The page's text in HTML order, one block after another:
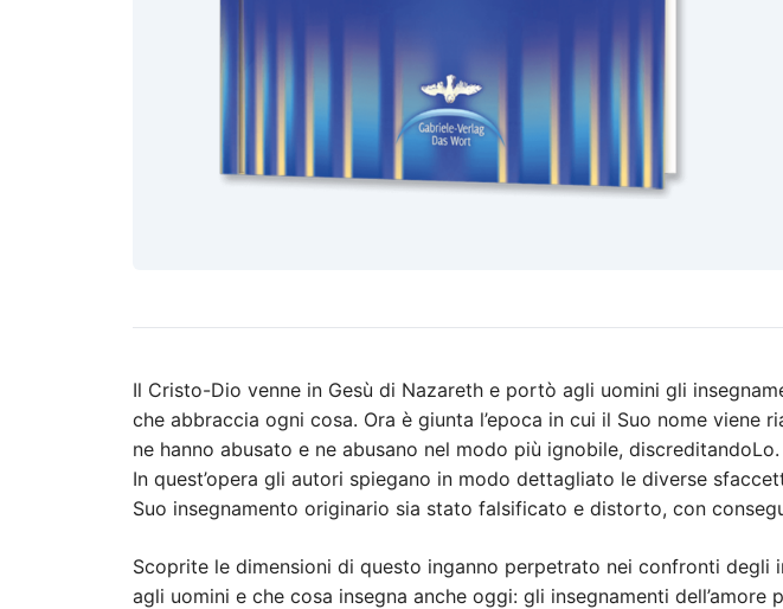
Il Cristo-Dio venne in Gesù di Nazareth e portò agli uomini gli
che abbraccia ogni cosa. Ora è giunta l’epoca in cui il Suo nome
ne hanno abusato e ne abusano nel modo più ignobile, discreditandoLo.
In quest’opera gli autori spiegano in modo dettagliato le diverse
Suo insegnamento originario sia stato falsificato e distorto, con
Scoprite le dimensioni di questo inganno perpetrato nei confronti
agli uomini e che cosa insegna anche oggi: gli insegnamenti